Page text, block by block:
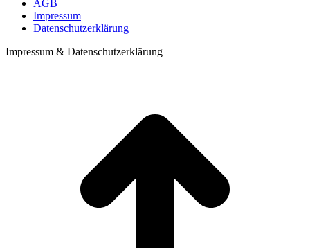
AGB
Impressum
Datenschutzerklärung
Impressum & Datenschutzerklärung